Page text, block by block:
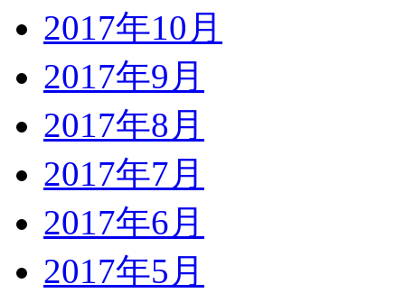
2017年10月
2017年9月
2017年8月
2017年7月
2017年6月
2017年5月